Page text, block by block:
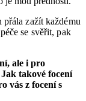
zažít každému
se svěřit, pak
ale i pro
takové focení
vás z focení s